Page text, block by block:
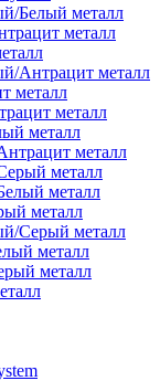
Белый металл
металл
Антрацит металл
металл
металл
металл
металл
металл
металл
металл
Серый металл
металл
металл